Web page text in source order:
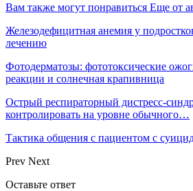
Вам также могут понравиться Еще от
Железодефицитная анемия у
лечению
Фотодерматозы: фототоксические
реакции и солнечная крапивница
Острый респираторный дистресс-
контролировать на уровне обычного…
Тактика общения с пациентом с
Prev Next
Оставьте ответ